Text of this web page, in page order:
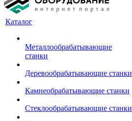
Каталог
Металлообрабатывающие
станки
Деревообрабатывающие станки
Камнеобрабатывающие станки
Стеклообрабатывающие станки